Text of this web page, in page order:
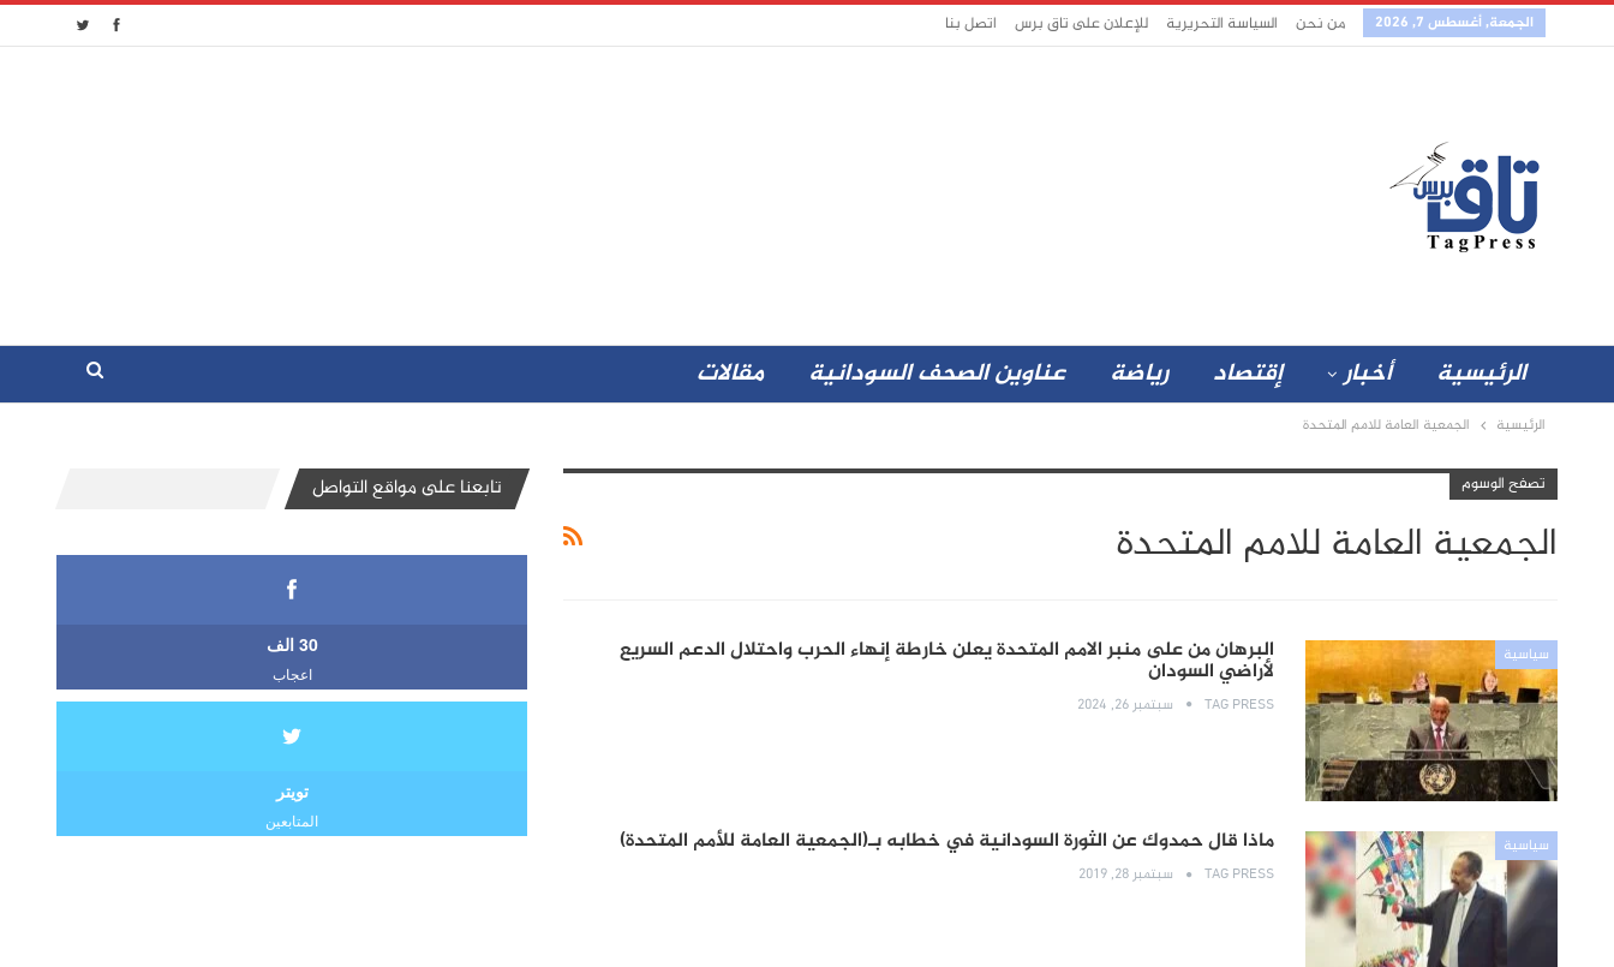
الجمعة, أغسطس 7, 2026 من نحن السياسة التحريرية للإعلان على تاق برس اتصل بنا
الرئيسية أخبار إقتصاد رياضة عناوين الصحف السودانية مقالات
الرئيسية الجمعية العامة للامم المتحدة
تصفح الوسوم
الجمعية العامة للامم المتحدة
سياسية البرهان من على منبر الامم المتحدة يعلن خارطة إنهاء الحرب واحتلال الدعم السريع
لأراضي السودان
TAG PRESS سبتمبر 26, 2024
سياسية ماذا قال حمدوك عن الثورة السودانية في خطابه بـ(الجمعية العامة للأمم المتحدة)
TAG PRESS سبتمبر 28, 2019
تابعنا على مواقع التواصل
30 الف
اعجاب
تويتر
المتابعين